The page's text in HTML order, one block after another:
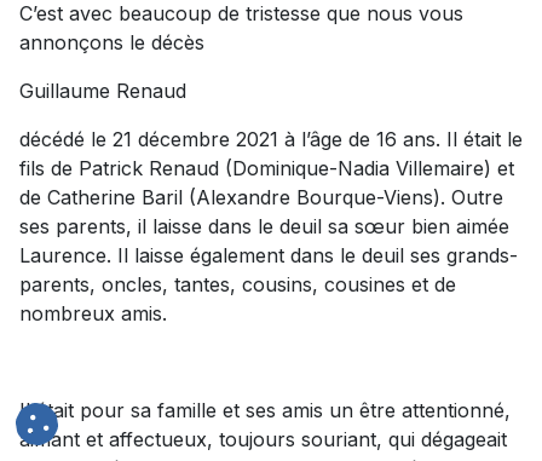
C’est avec beaucoup de tristesse que nous vous
annonçons le décès
Guillaume Renaud
décédé le 21 décembre 2021 à l’âge de 16 ans. Il était le
fils de Patrick Renaud (Dominique-Nadia Villemaire) et
de Catherine Baril (Alexandre Bourque-Viens). Outre
ses parents, il laisse dans le deuil sa sœur bien aimée
Laurence. Il laisse également dans le deuil ses grands-
parents, oncles, tantes, cousins, cousines et de
nombreux amis.
Il était pour sa famille et ses amis un être attentionné,
aimant et affectueux, toujours souriant, qui dégageait